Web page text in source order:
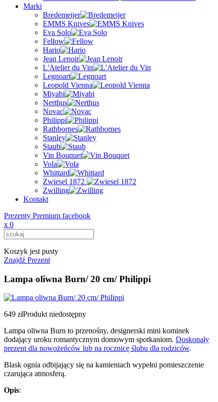
Marki
Bredemeijer
EMMS Knives
Eva Solo
Fellow
Hario
Jean Lenoir
L'Atelier du Vin
Legnoart
Leopold Vienna
Miyabi
Nerthus
Novac
Philippi
Rathbornes
Stanley
Staub
Vin Bouquet
Vola
Whittard
Zwiesel 1872
Zwilling
Kontakt
Prezenty Premium facebook
x 0
Koszyk jest pusty
Znajdź Prezent
Lampa oliwna Burn/ 20 cm/ Philippi
649 złProdukt niedostępny
Lampa oliwna Burn to przenośny, designerski mini kominek
dodający uroku romantycznym domowym spotkaniom. Doskonały
prezent dla nowożeńców lub na rocznicę ślubu dla rodziców.
Blask ognia odbijający się na kamieniach wypełni pomieszczenie
czarująca atmosferą.
Opis: